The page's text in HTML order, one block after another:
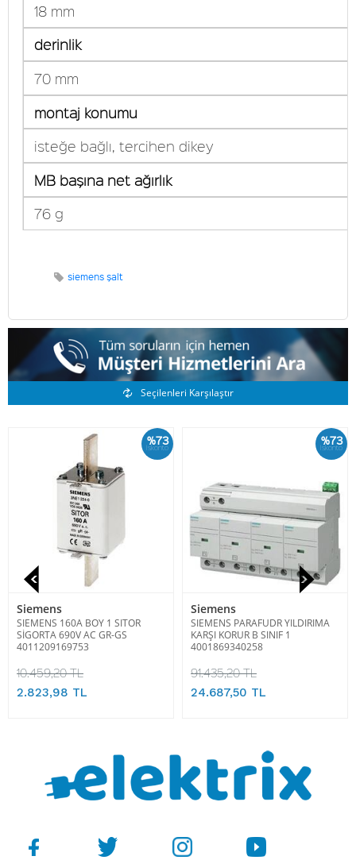
18 mm
derinlik
70 mm
montaj konumu
isteğe bağlı, tercihen dikey
MB başına net ağırlık
76 g
siemens şalt
Benzer Ürünler
Seçilenleri Karşılaştır
%73
İskonto
Siemens
SIEMENS 160A BOY 1 SITOR
SİGORTA 690V AC GR-GS
4011209169753
10.459,20 TL
2.823,98 TL
%73
İskonto
Siemens
SIEMENS PARAFUDR YILDIRIMA
KARŞI KORUR B SINIF 1
4001869340258
91.435,20 TL
24.687,50 TL